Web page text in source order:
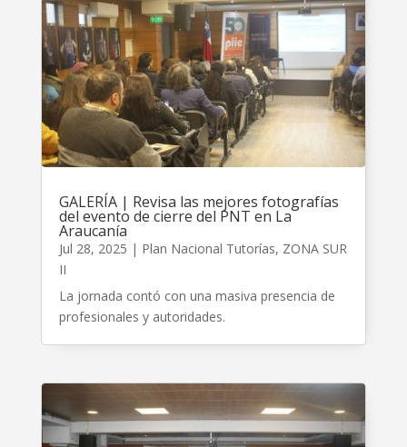
GALERÍA | Revisa las mejores fotografías
del evento de cierre del PNT en La
Araucanía
Jul 28, 2025 | Plan Nacional Tutorías, ZONA SUR
II
La jornada contó con una masiva presencia de
profesionales y autoridades.